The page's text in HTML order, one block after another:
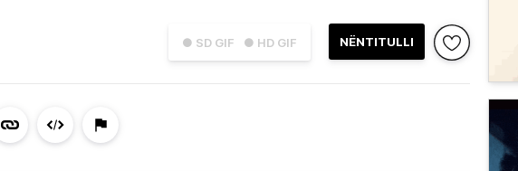
● SD GIF ● HD GIF NËNTITULLI